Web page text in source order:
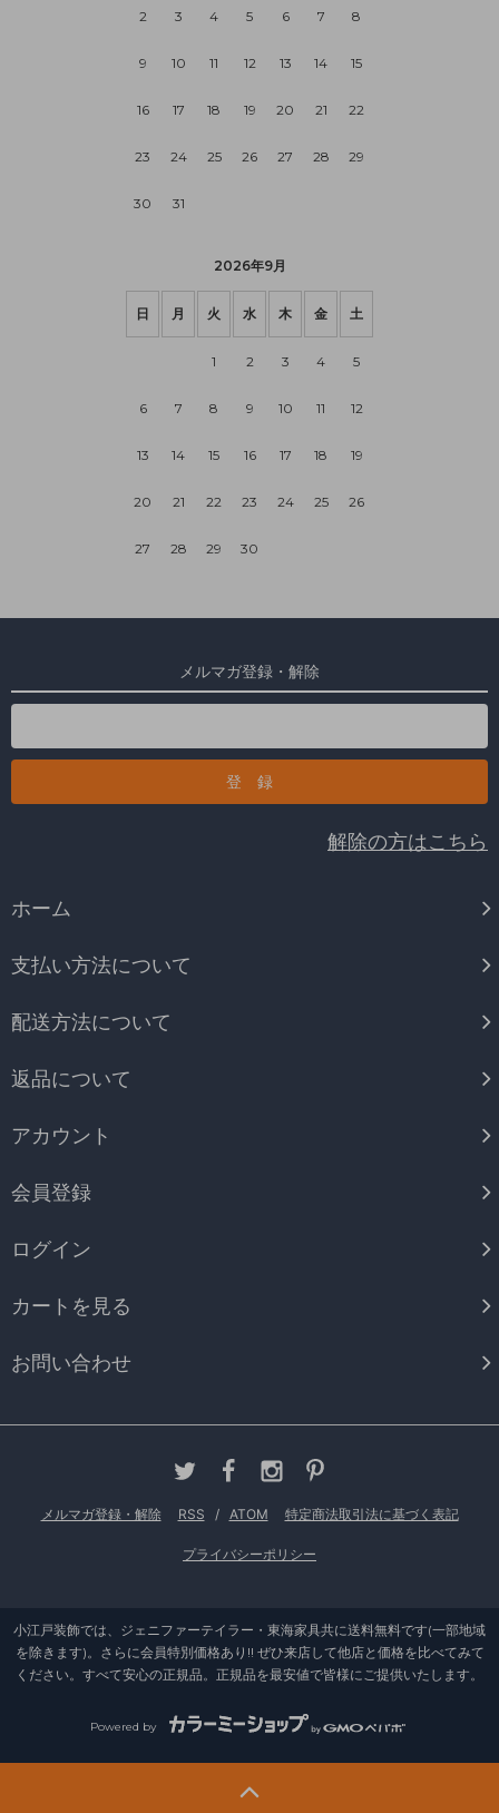
2 3 4 5 6 7 8
9 10 11 12 13 14 15
16 17 18 19 20 21 22
23 24 25 26 27 28 29
30 31
2026年9月
日 月 火 水 木 金 土
1 2 3 4 5
6 7 8 9 10 11 12
13 14 15 16 17 18 19
20 21 22 23 24 25 26
27 28 29 30
メルマガ登録・解除
解除の方はこちら
ホーム
支払い方法について
配送方法について
返品について
アカウント
会員登録
ログイン
カートを見る
お問い合わせ
メルマガ登録・解除 RSS / ATOM 特定商法取引法に基づく表記
プライバシーポリシー
小江戸装飾では、ジェニファーテイラー・東海家具共に送料無料です(一部地域
を除きます)。さらに会員特別価格あり!! ぜひ来店して他店と価格を比べてみて
ください。すべて安心の正規品。正規品を最安値で皆様にご提供いたします。
Powered by